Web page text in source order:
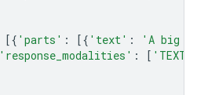
[{ 'parts' : [{ 'text' :
'A big
'response_modalities' : [ 'TEXT'